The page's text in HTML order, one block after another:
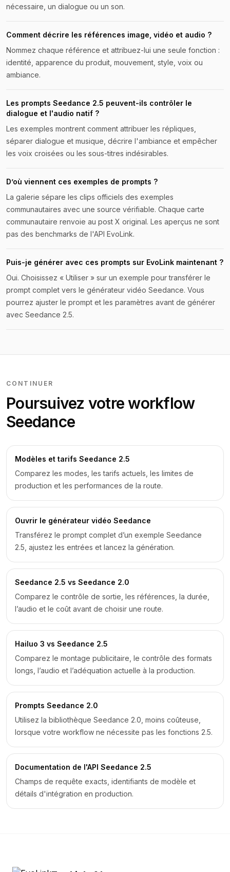
nécessaire, un dialogue ou un son.
Comment décrire les références image, vidéo et audio ?
Nommez chaque référence et attribuez-lui une seule fonction :
identité, apparence du produit, mouvement, style, voix ou
ambiance.
Les prompts Seedance 2.5 peuvent-ils contrôler le
dialogue et l'audio natif ?
Les exemples montrent comment attribuer les répliques,
séparer dialogue et musique, décrire l'ambiance et empêcher
les voix croisées ou les sous-titres indésirables.
D’où viennent ces exemples de prompts ?
La galerie sépare les clips officiels des exemples
communautaires avec une source vérifiable. Chaque carte
communautaire renvoie au post X original. Les aperçus ne sont
pas des benchmarks de l'API EvoLink.
Puis-je générer avec ces prompts sur EvoLink maintenant ?
Oui. Choisissez « Utiliser » sur un exemple pour transférer le
prompt complet vers le générateur vidéo Seedance. Vous
pourrez ajuster le prompt et les paramètres avant de générer
avec Seedance 2.5.
CONTINUER
Poursuivez votre workflow
Seedance
Modèles et tarifs Seedance 2.5
Comparez les modes, les tarifs actuels, les limites de
production et les performances de la route.
Ouvrir le générateur vidéo Seedance
Transférez le prompt complet d’un exemple Seedance
2.5, ajustez les entrées et lancez la génération.
Seedance 2.5 vs Seedance 2.0
Comparez le contrôle de sortie, les références, la durée,
l’audio et le coût avant de choisir une route.
Hailuo 3 vs Seedance 2.5
Comparez le montage publicitaire, le contrôle des formats
longs, l’audio et l’adéquation actuelle à la production.
Prompts Seedance 2.0
Utilisez la bibliothèque Seedance 2.0, moins coûteuse,
lorsque votre workflow ne nécessite pas les fonctions 2.5.
Documentation de l'API Seedance 2.5
Champs de requête exacts, identifiants de modèle et
détails d'intégration en production.